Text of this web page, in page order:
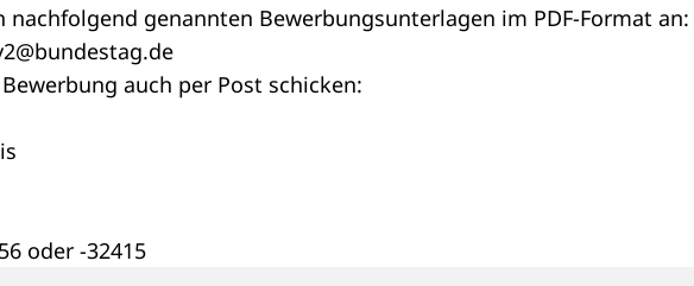
nachfolgend genannten Bewerbungsunterlagen im PDF-Format an:
auch per Post schicken:
oder -32415